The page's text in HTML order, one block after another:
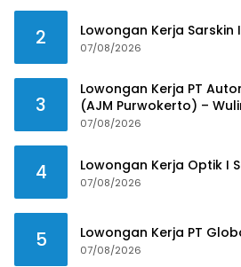
2 Lowongan Kerja Sarskin
07/08/2026
3
Lowongan Kerja PT
(AJM Purwokerto) –
07/08/2026
4 Lowongan Kerja Optik I
07/08/2026
5 Lowongan Kerja PT
07/08/2026